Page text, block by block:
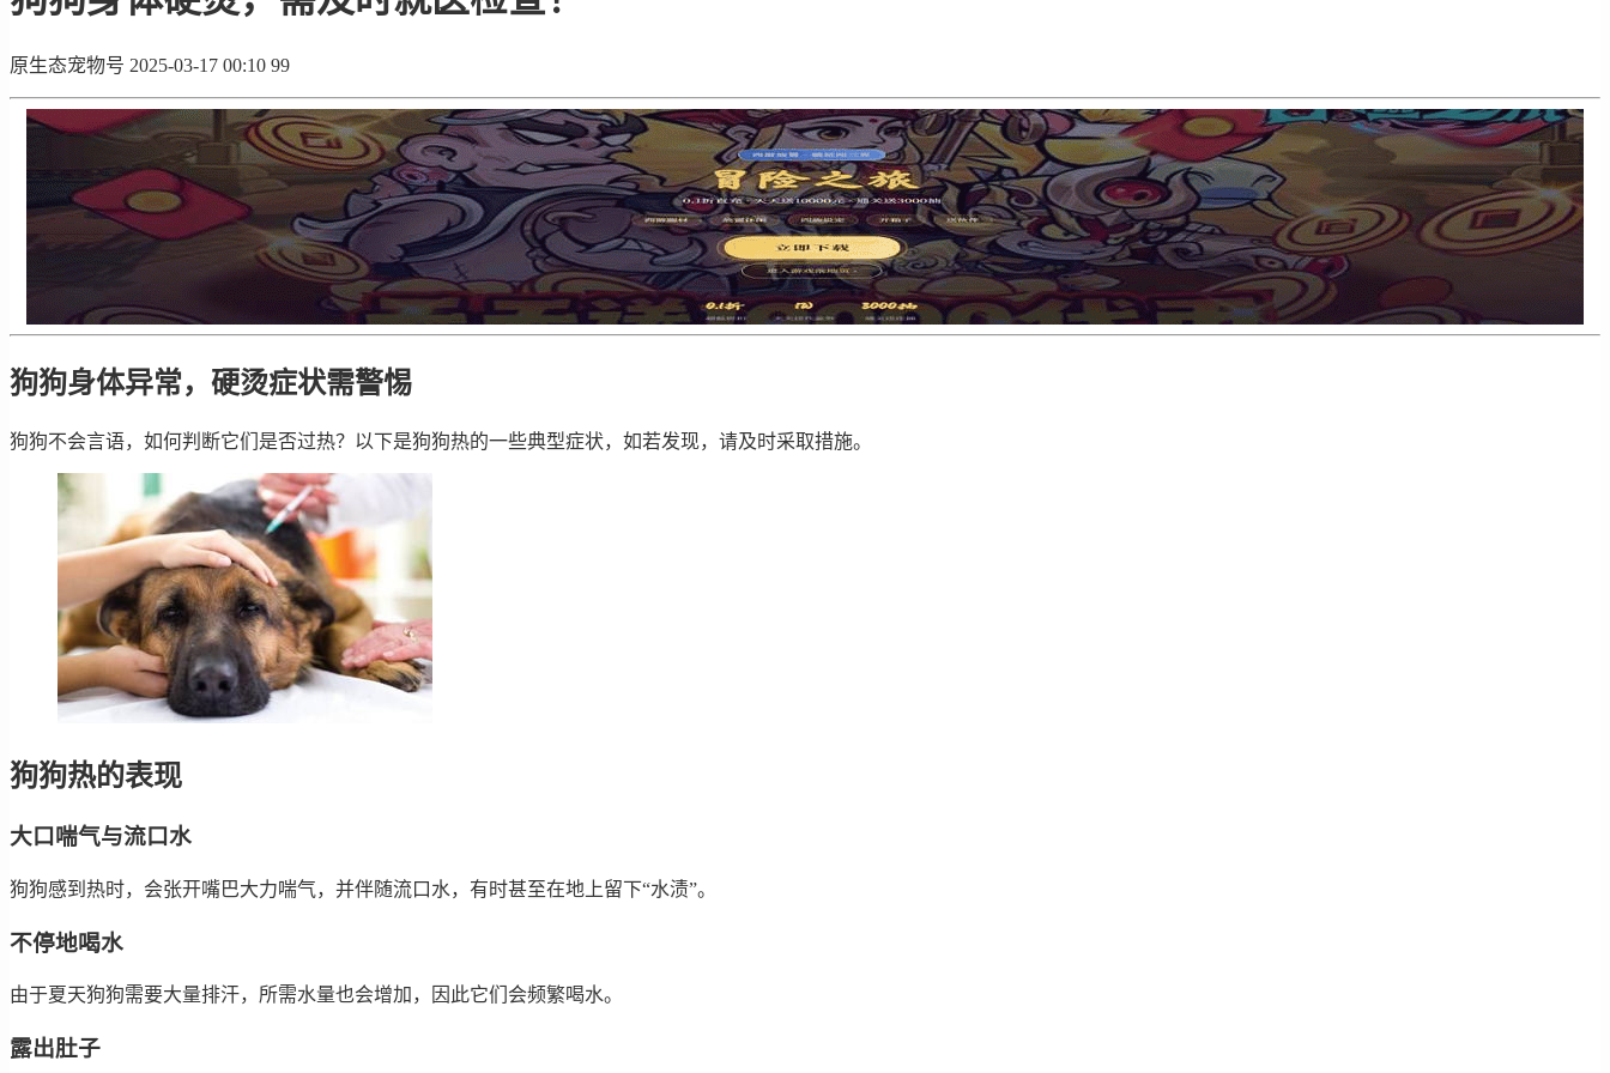
原生态宠物号 2025-03-17 00:10 99
狗狗身体异常，硬烫症状需警惕
狗狗不会言语，如何判断它们是否过热？以下是狗狗热的一些典型症状，如若发现，请及时采取措施。
狗狗热的表现
大口喘气与流口水
狗狗感到热时，会张开嘴巴大力喘气，并伴随流口水，有时甚至在地上留下“水渍”。
不停地喝水
由于夏天狗狗需要大量排汗，所需水量也会增加，因此它们会频繁喝水。
露出肚子